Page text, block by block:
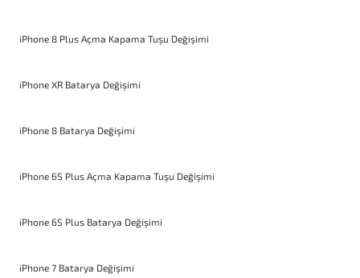
iPhone 8 Plus Açma Kapama Tuşu Değişimi
iPhone XR Batarya Değişimi
iPhone 8 Batarya Değişimi
iPhone 6S Plus Açma Kapama Tuşu Değişimi
iPhone 6S Plus Batarya Değişimi
iPhone 7 Batarya Değişimi